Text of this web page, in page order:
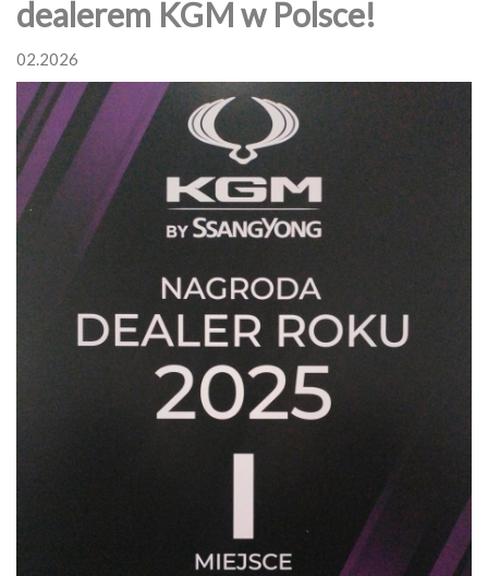
dealerem KGM w Polsce!
02.2026